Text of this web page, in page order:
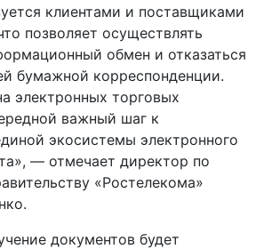
клиентами и поставщиками
позволяет осуществлять
обмен и отказаться
бумажной корреспонденции.
электронных торговых
важный шаг к
экосистемы электронного
— отмечает директор по
«Ростелекома»
документов будет